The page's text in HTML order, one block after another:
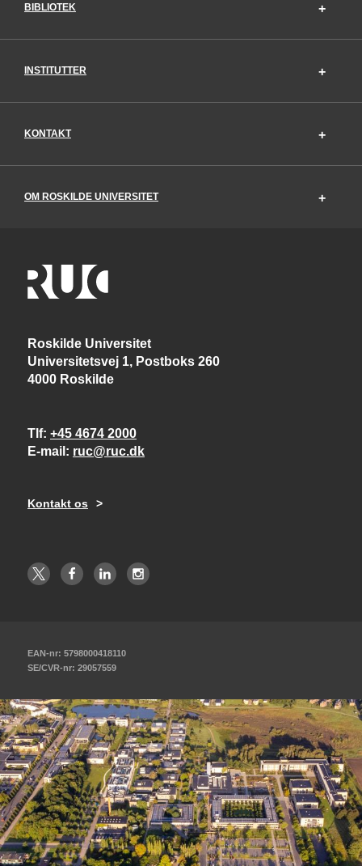
BIBLIOTEK
INSTITUTTER
KONTAKT
OM ROSKILDE UNIVERSITET
Roskilde Universitet
Universitetsvej 1, Postboks 260
4000 Roskilde
Tlf +45 4674 2000
E-mail
ruc@ruc.dk
Kontakt os
EAN-nr: 5798000418110
SE/CVR-nr: 29057559